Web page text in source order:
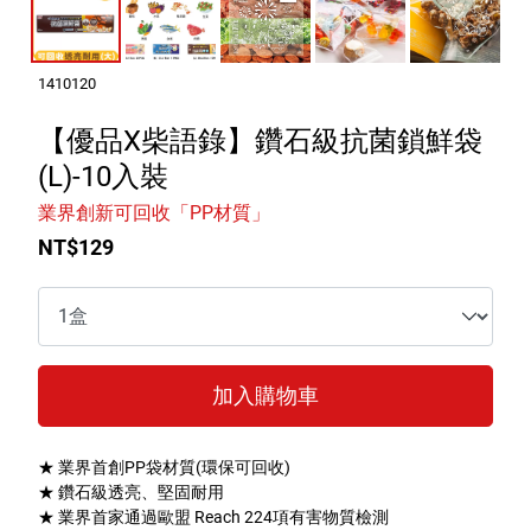
清潔大掃除專區
精油香氛專區
強效誘引捕黏板
優品x柴語錄
團購專區
關於優品
會員權益
特色服務
1410120
【優品X柴語錄】鑽石級抗菌鎖鮮袋
(L)-10入裝
業界創新可回收「PP材質」
NT$129
加入購物車
★ 業界首創PP袋材質(環保可回收)
★ 鑽石級透亮、堅固耐用
★ 業界首家通過歐盟 Reach 224項有害物質檢測